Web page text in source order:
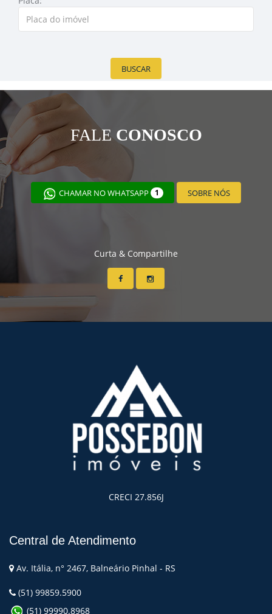
BUSCAR
FALECONOSCO
CHAMAR NO WHATSAPP 1 SOBRE NÓS
Curta & Compartilhe
CRECI 27.856J
Central de Atendimento
Av. Itália, n° 2467, Balneário Pinhal - RS
(51) 99859.5900
(51) 99990.8968